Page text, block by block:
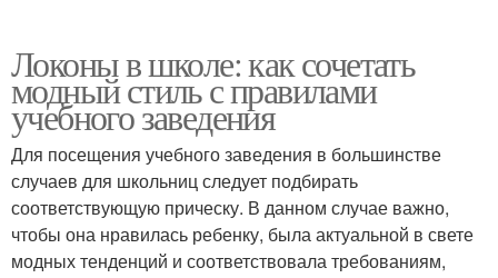
Локоны в школе: как сочетать
модный стиль с правилами
учебного заведения
Для посещения учебного заведения в большинстве
случаев для школьниц следует подбирать
соответствующую прическу. В данном случае важно,
чтобы она нравилась ребенку, была актуальной в свете
модных тенденций и соответствовала требованиям,